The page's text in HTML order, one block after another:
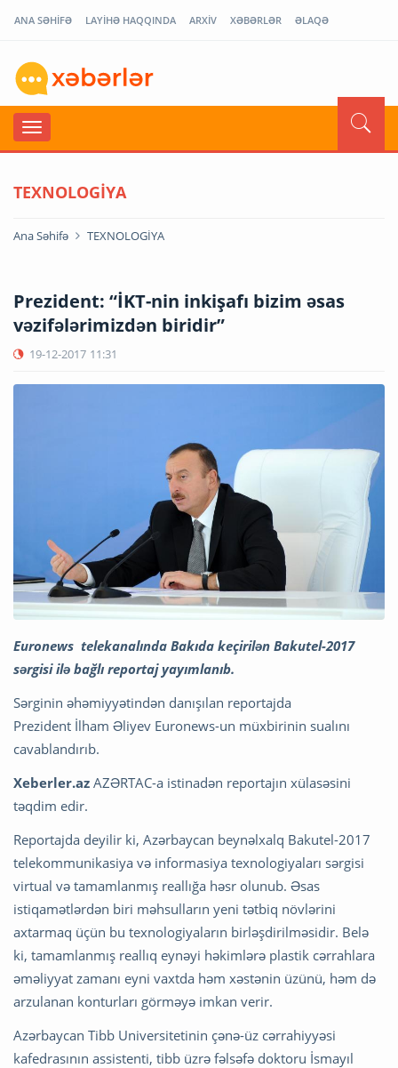
ANA SƏHİFƏ LAYİHƏ HAQQINDA ARXİV XƏBƏRLƏR ƏLAQƏ
TEXNOLOGİYA
Ana Səhifə TEXNOLOGİYA
Prezident: “İKT-nin inkişafı bizim əsas
vəzifələrimizdən biridir”
19-12-2017 11:31
Euronews telekanalında Bakıda keçirilən Bakutel-2017
sərgisi ilə bağlı reportaj yayımlanıb.
Sərginin əhəmiyyətindən danışılan reportajda
Prezident İlham Əliyev Euronews-un müxbirinin sualını
cavablandırıb.
Xeberler.az AZƏRTAC-a istinadən reportajın xülasəsini
təqdim edir.
Reportajda deyilir ki, Azərbaycan beynəlxalq Bakutel-2017
telekommunikasiya və informasiya texnologiyaları sərgisi
virtual və tamamlanmış reallığa həsr olunub. Əsas
istiqamətlərdən biri məhsulların yeni tətbiq növlərini
axtarmaq üçün bu texnologiyaların birləşdirilməsidir. Belə
ki, tamamlanmış reallıq eynəyi həkimlərə plastik cərrahlara
əməliyyat zamanı eyni vaxtda həm xəstənin üzünü, həm də
arzulanan konturları görməyə imkan verir.
Azərbaycan Tibb Universitetinin çənə-üz cərrahiyyəsi
kafedrasının assistenti, tibb üzrə fəlsəfə doktoru İsmayıl